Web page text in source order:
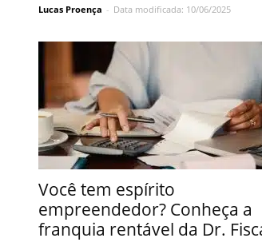
Lucas Proença - Data modificada: 10/06/2025
Você tem espírito
empreendedor? Conheça a
franquia rentável da Dr.